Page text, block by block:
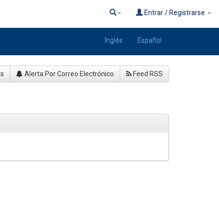
Entrar / Registrarse
Inglés Español
Alerta Por Correo Electrónico Feed RSS